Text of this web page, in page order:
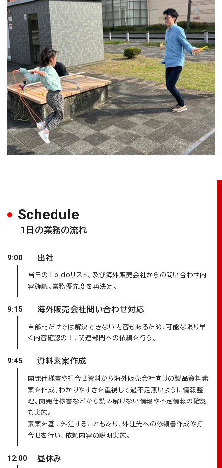
Schedule
1日の業務の流れ
9:00 出社
当日のTo doリスト、及び海外販売会社からの問い合わせ内
容確認。業務優先度を再決定。
9:15 海外販売会社問い合わせ対応
自部門だけでは解決できない内容もあるため、可能な限り早
く内容確認の上、関連部門への依頼を行う。
9:45 資料素案作成
開発仕様書や打合せ資料から海外販売会社向けの製品資料素
案を作成。わかりやすさを重視して過不足無いように情報整
理。開発仕様書などから読み解けない情報や不足情報の確認
も実施。
素案を基に外注することもあり、外注先への依頼書作成や打
合せを行い、依頼内容の説明実施。
12:00 昼休み